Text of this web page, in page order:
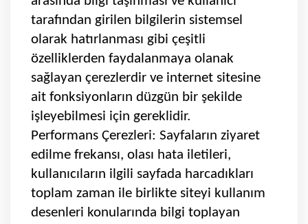
tarafından girilen bilgilerin sistemsel
olarak hatırlanması gibi çeşitli
özelliklerden faydalanmaya olanak
sağlayan çerezlerdir ve internet sitesine
ait fonksiyonların düzgün bir şekilde
işleyebilmesi için gereklidir.
Performans Çerezleri: Sayfaların ziyaret
edilme frekansı, olası hata iletileri,
kullanıcıların ilgili sayfada harcadıkları
toplam zaman ile birlikte siteyi kullanım
desenleri konularında bilgi toplayan